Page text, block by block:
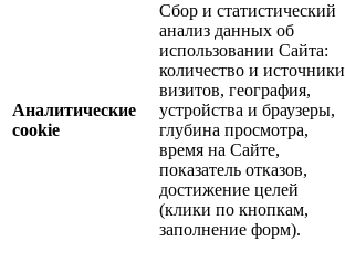
Аналитические
cookie
Сбор и статистический
анализ данных об
использовании Сайта:
количество и источники
визитов, география,
устройства и браузеры,
глубина просмотра,
время на Сайте,
показатель отказов,
достижение целей
(клики по кнопкам,
заполнение форм).